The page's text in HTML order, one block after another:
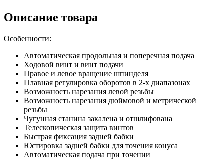
Описание товара
Особенности:
Автоматическая продольная и поперечная подача
Ходовой винт и винт подачи
Правое и левое вращение шпинделя
Плавная регулировка оборотов в 2-х диапазонах
Возможность нарезания левой резьбы
Возможность нарезания дюймовой и метрической
резьбы
Чугунная станина закалена и отшлифована
Телескопическая защита винтов
Быстрая фиксация задней бабки
Юстировка задней бабки для точения конуса
Автоматическая подача при точении